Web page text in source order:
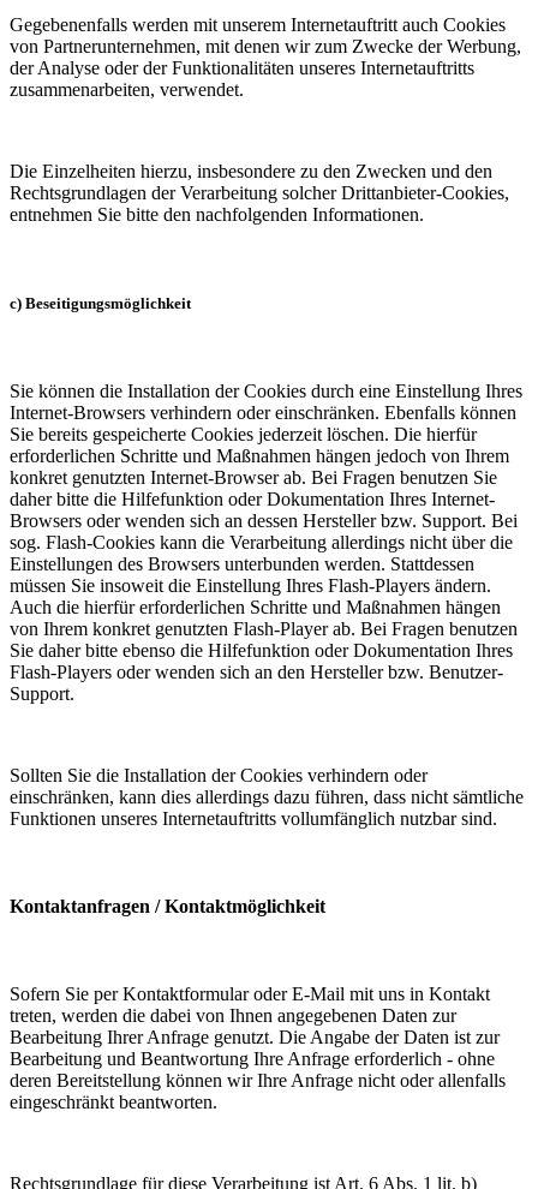
Gegebenenfalls werden mit unserem Internetauftritt auch Cookies
von Partnerunternehmen, mit denen wir zum Zwecke der Werbung,
der Analyse oder der Funktionalitäten unseres Internetauftritts
zusammenarbeiten, verwendet.
Die Einzelheiten hierzu, insbesondere zu den Zwecken und den
Rechtsgrundlagen der Verarbeitung solcher Drittanbieter-Cookies,
entnehmen Sie bitte den nachfolgenden Informationen.
c) Beseitigungsmöglichkeit
Sie können die Installation der Cookies durch eine Einstellung Ihres
Internet-Browsers verhindern oder einschränken. Ebenfalls können
Sie bereits gespeicherte Cookies jederzeit löschen. Die hierfür
erforderlichen Schritte und Maßnahmen hängen jedoch von Ihrem
konkret genutzten Internet-Browser ab. Bei Fragen benutzen Sie
daher bitte die Hilfefunktion oder Dokumentation Ihres Internet-
Browsers oder wenden sich an dessen Hersteller bzw. Support. Bei
sog. Flash-Cookies kann die Verarbeitung allerdings nicht über die
Einstellungen des Browsers unterbunden werden. Stattdessen
müssen Sie insoweit die Einstellung Ihres Flash-Players ändern.
Auch die hierfür erforderlichen Schritte und Maßnahmen hängen
von Ihrem konkret genutzten Flash-Player ab. Bei Fragen benutzen
Sie daher bitte ebenso die Hilfefunktion oder Dokumentation Ihres
Flash-Players oder wenden sich an den Hersteller bzw. Benutzer-
Support.
Sollten Sie die Installation der Cookies verhindern oder
einschränken, kann dies allerdings dazu führen, dass nicht sämtliche
Funktionen unseres Internetauftritts vollumfänglich nutzbar sind.
Kontaktanfragen / Kontaktmöglichkeit
Sofern Sie per Kontaktformular oder E-Mail mit uns in Kontakt
treten, werden die dabei von Ihnen angegebenen Daten zur
Bearbeitung Ihrer Anfrage genutzt. Die Angabe der Daten ist zur
Bearbeitung und Beantwortung Ihre Anfrage erforderlich - ohne
deren Bereitstellung können wir Ihre Anfrage nicht oder allenfalls
eingeschränkt beantworten.
Rechtsgrundlage für diese Verarbeitung ist Art. 6 Abs. 1 lit. b)